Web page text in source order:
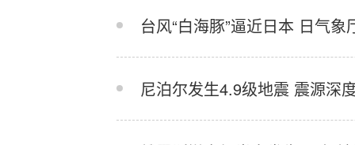
台风“白海豚”逼近日本 日气
尼泊尔发生4.9级地震 震源深